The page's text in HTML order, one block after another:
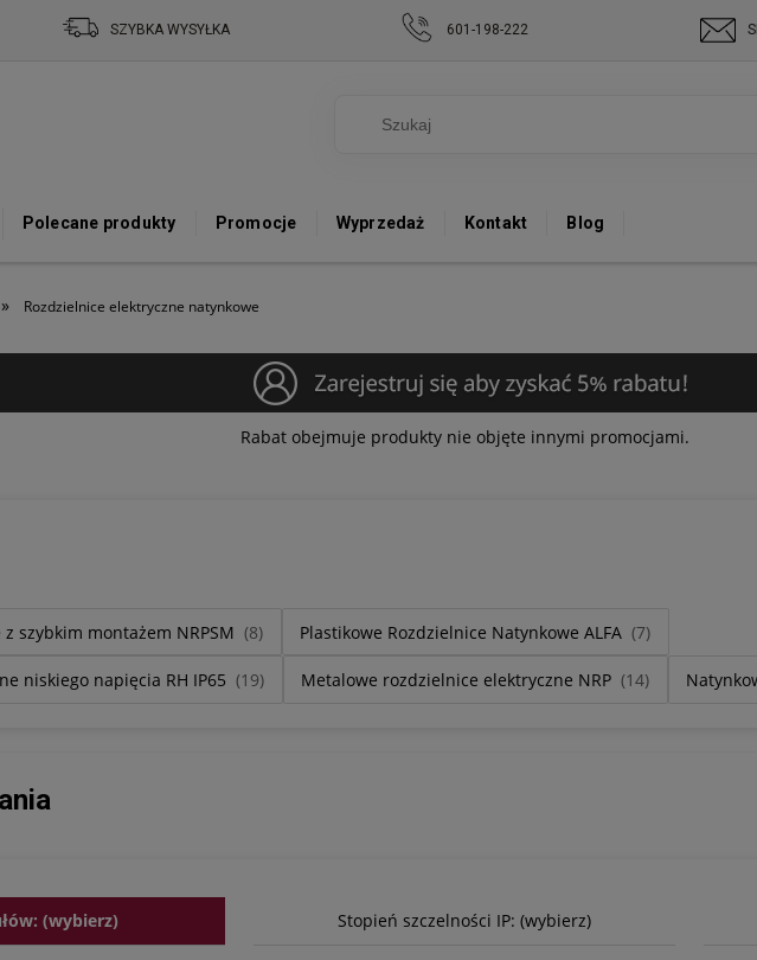
Polecane produkty Promocje Wyprzedaż Kontakt Blog
» Rozdzielnice elektryczne natynkowe
SZYBKA WYSYŁKA 601-198-222
Rabat obejmuje produkty nie objęte innymi promocjami.
szybkim montażem NRPSM (8) Plastikowe Rozdzielnice Natynkowe ALFA (7)
niskiego napięcia RH IP65 (19) Metalowe rozdzielnice elektryczne NRP (14)
(wybierz) Stopień szczelności IP: (wybierz)